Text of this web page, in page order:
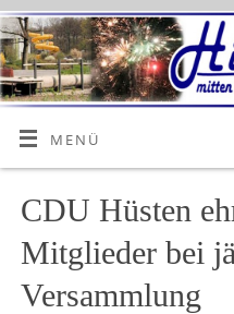
MENÜ
CDU Hüsten
Mitglieder bei
Versammlung